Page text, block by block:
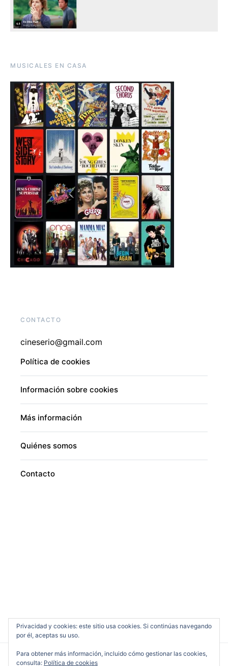
MUSICALES EN CASA
CONTACTO
cineserio@gmail.com
Política de cookies
Información sobre cookies
Más información
Quiénes somos
Contacto
Privacidad y cookies: este sitio usa cookies. Si continúas navegando
por él, aceptas su uso.
Para obtener más información, incluido cómo gestionar las cookies,
consulta: Política de cookies